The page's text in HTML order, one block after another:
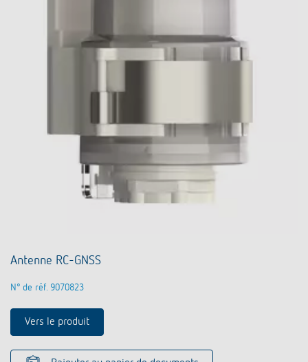
Antenne RC-GNSS
N° de réf. 9070823
Vers le produit